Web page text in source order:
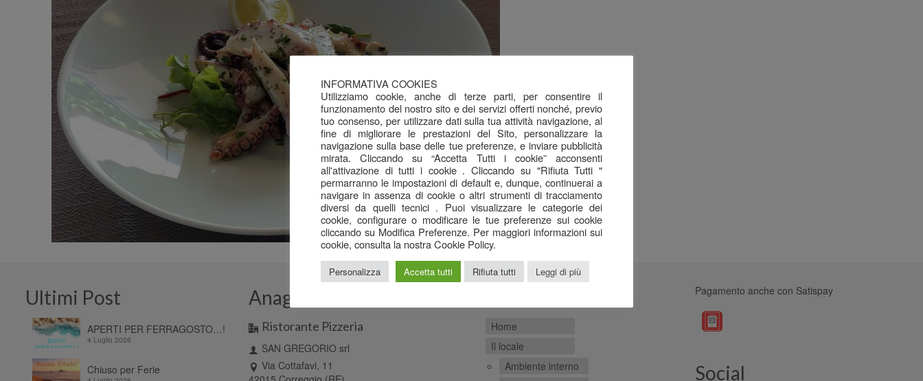
Ultimi Post
APERTI PER FERRAGOSTO…!
4 Luglio 2026
Chiuso per Ferie
Anagrafica
Ristorante Pizzeria
SAN GREGORIO srl
Via Cottafavi, 11
Home
Il locale
Ambiente interno
Pagamento anche con Satispay
Social
INFORMATIVA COOKIES
Utilizziamo cookie, anche di terze parti, per consentire il
funzionamento del nostro sito e dei servizi offerti nonché, previo
tuo consenso, per utilizzare dati sulla tua attività navigazione, al
fine di migliorare le prestazioni del Sito, personalizzare la
navigazione sulla base delle tue preferenze, e inviare pubblicità
mirata. Cliccando su “Accetta Tutti i cookie” acconsenti
all'attivazione di tutti i cookie . Cliccando su "Rifiuta Tutti "
permarranno le impostazioni di default e, dunque, continuerai a
navigare in assenza di cookie o altri strumenti di tracciamento
diversi da quelli tecnici . Puoi visualizzare le categorie dei
cookie, configurare o modificare le tue preferenze sui cookie
cliccando su Modifica Preferenze. Per maggiori informazioni sui
cookie, consulta la nostra Cookie Policy.
Personalizza Accetta tutti Rifiuta tutti Leggi di più